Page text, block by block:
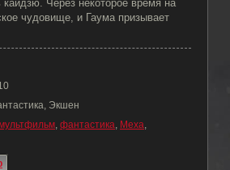
кайдзю. Через некоторое время на
чудовище, и Гаума призывает
Экшен
, фантастика, Меха,